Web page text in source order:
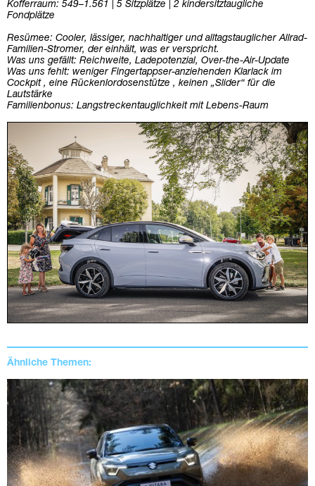
Kofferraum: 549–1.561 | 5 Sitzplätze | 2 kindersitztaugliche
Fondplätze
Resümee: Cooler, lässiger, nachhaltiger und alltagstauglicher Allrad-
Familien-Stromer, der einhält, was er verspricht.
Was uns gefällt: Reichweite, Ladepotenzial, Over-the-Air-Update
Was uns fehlt: weniger Fingertappser-anziehenden Klarlack im
Cockpit , eine Rückenlordosenstütze , keinen „Slider“ für die
Lautstärke
Familienbonus: Langstreckentauglichkeit mit Lebens-Raum
Ähnliche Themen: